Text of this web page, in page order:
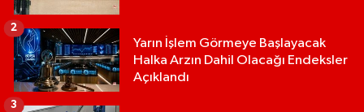
Yarın İşlem Görmeye Başlayacak
Halka Arzın Dahil Olacağı Endeksler
Açıklandı
2
3